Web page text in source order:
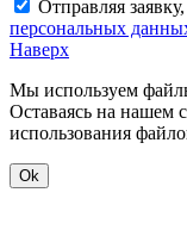
Отправляя
персональных
Наверх
Мы используем
Оставаясь на нашем
использования
Ok